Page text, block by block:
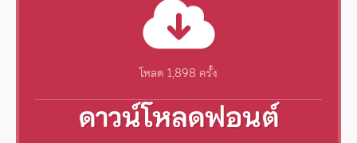
โหลด 1,898 ครั้ง
ดาวน์โหลดฟอนต์